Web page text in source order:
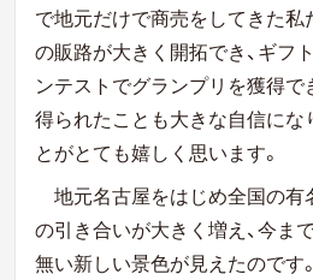
で地元だけで商売をしてきた私
の販路が大きく開拓でき、ギフ
ンテストでグランプリを獲得で
得られたことも大きな自信にな
とがとても嬉しく思います。
地元名古屋をはじめ全国の有
の引き合いが大きく増え、今ま
無い新しい景色が見えたのです